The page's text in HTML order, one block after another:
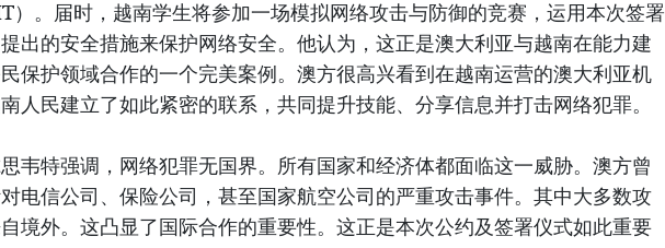
）。届时，越南学生将参加一场模拟网络攻击与防御的竞赛，运用本次签署
出的安全措施来保护网络安全。他认为，这正是澳大利亚与越南在能力建
保护领域合作的一个完美案例。澳方很高兴看到在越南运营的澳大利亚机
人民建立了如此紧密的联系，共同提升技能、分享信息并打击网络犯罪。
韦特强调，网络犯罪无国界。所有国家和经济体都面临这一威胁。澳方曾
电信公司、保险公司，甚至国家航空公司的严重攻击事件。其中大多数攻
境外。这凸显了国际合作的重要性。这正是本次公约及签署仪式如此重要